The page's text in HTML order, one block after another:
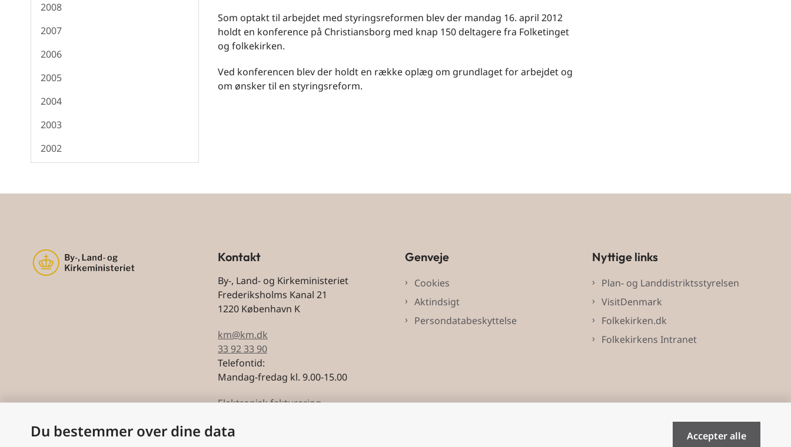
2008
2007
2006
2005
2004
2003
2002
Som optakt til arbejdet med styringsreformen blev der mandag 16. april 2012
holdt en konference på Christiansborg med knap 150 deltagere fra Folketinget
og folkekirken.
Ved konferencen blev der holdt en række oplæg om grundlaget for arbejdet og
om ønsker til en styringsreform.
Kontakt
By-, Land- og Kirkeministeriet
Frederiksholms Kanal 21
1220 København K
km@km.dk
33 92 33 90
Telefontid:
Mandag-fredag kl. 9.00-15.00
Elektronisk fakturering
CVR: 59743228
Genveje
Cookies
Aktindsigt
Persondatabeskyttelse
Nyttige links
Plan- og Landdistriktsstyrelsen
VisitDenmark
Folkekirken.dk
Folkekirkens Intranet
Du bestemmer over dine data Accepter alle